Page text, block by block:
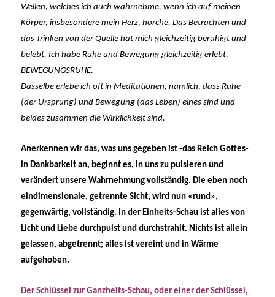
Wellen, welches ich auch wahrnehme, wenn ich auf meinen
Körper, insbesondere mein Herz, horche. Das Betrachten und
das Trinken von der Quelle hat mich gleichzeitig beruhigt und
belebt. Ich habe Ruhe und Bewegung gleichzeitig erlebt,
BEWEGUNGSRUHE.
Dasselbe erlebe ich oft in Meditationen, nämlich, dass Ruhe
(der Ursprung) und Bewegung (das Leben) eines sind und
beides zusammen die Wirklichkeit sind.
Anerkennen wir das, was uns gegeben ist -das Reich Gottes-
in Dankbarkeit an, beginnt es, in uns zu pulsieren und
verändert unsere Wahrnehmung vollständig. Die eben noch
eindimensionale, getrennte Sicht, wird nun «rund»,
gegenwärtig, vollständig. In der Einheits-Schau ist alles von
Licht und Liebe durchpulst und durchstrahlt. Nichts ist allein
gelassen, abgetrennt; alles ist vereint und in Wärme
aufgehoben.
Der Schlüssel zur Ganzheits-Schau, oder einer der Schlüssel,